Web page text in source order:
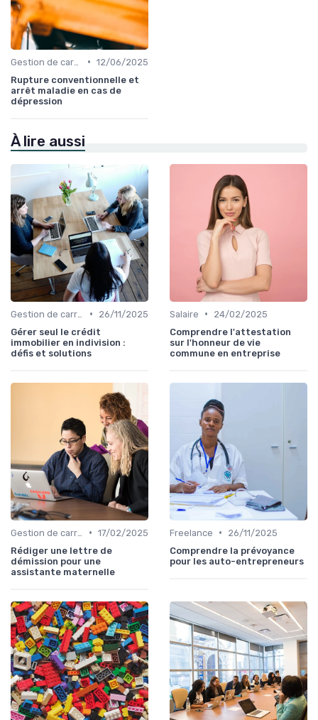
• 12/06/2025
Rupture conventionnelle et
arrêt maladie en cas de
dépression
À lire aussi
•
26/11/2025
Gérer seul le crédit
immobilier en indivision :
défis et solutions
Salaire •
24/02/2025
Comprendre l'attestation
sur l'honneur de vie
commune en entreprise
• 17/02/2025
Rédiger une lettre de
démission pour une
assistante maternelle
Freelance •
26/11/2025
Comprendre la prévoyance
pour les auto-entrepreneurs